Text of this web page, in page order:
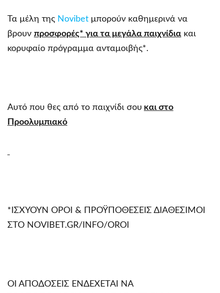
Τα μέλη της Novibet μπορούν καθημερινά να
βρουν προσφορές* για τα μεγάλα παιχνίδια και
κορυφαίο πρόγραμμα ανταμοιβής*.
Αυτό που θες από το παιχνίδι σου και στο
Προολυμπιακό
*ΙΣΧΥΟΥΝ ΟΡΟΙ & ΠΡΟΫΠΟΘΕΣΕΙΣ ΔΙΑΘΕΣΙΜΟΙ
ΣΤΟ NOVIBET.GR/INFO/OROI
ΟΙ ΑΠΟΔΟΣΕΙΣ ΕΝΔΕΧΕΤΑΙ ΝΑ